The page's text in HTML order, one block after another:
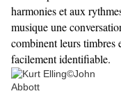
harmonies et aux
musique une
combinent leurs timbres
facilement identifiable.